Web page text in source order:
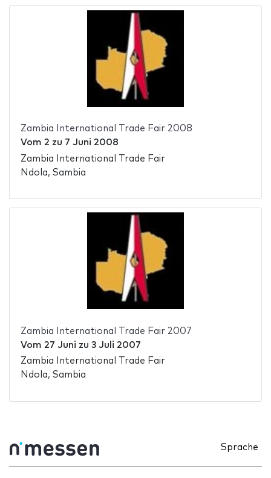
Zambia International Trade Fair 2008
Vom 2 zu 7 Juni 2008
Zambia International Trade Fair
Ndola, Sambia
Zambia International Trade Fair 2007
Vom 27 Juni zu 3 Juli 2007
Zambia International Trade Fair
Ndola, Sambia
Sprache